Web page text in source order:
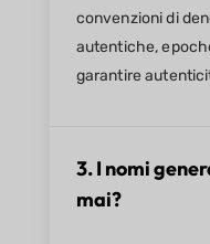
convenzioni di
autentiche,
garantire
3. I nomi
mai?